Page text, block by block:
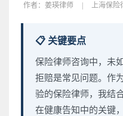
作者： 姜瑛律师 | 上海保险
📋 关键要点
保险律师咨询中，未
拒赔是常见问题。作
验的保险律师，我结
在健康告知中的关键